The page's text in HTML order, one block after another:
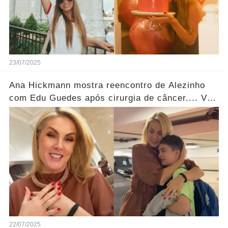
23/07/2025
Ana Hickmann mostra reencontro de Alezinho
com Edu Guedes após cirurgia de câncer.... Ver
mais
22/07/2025